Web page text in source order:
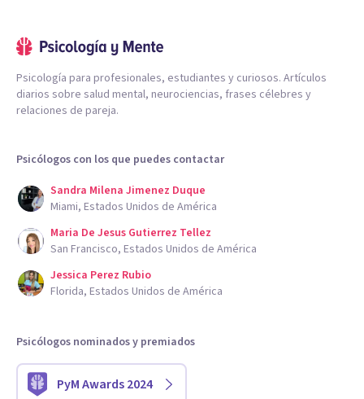
Psicología para profesionales, estudiantes y curiosos. Artículos
diarios sobre salud mental, neurociencias, frases célebres y
relaciones de pareja.
Psicólogos con los que puedes contactar
Sandra Milena Jimenez Duque
Miami, Estados Unidos de América
Maria De Jesus Gutierrez Tellez
San Francisco, Estados Unidos de América
Jessica Perez Rubio
Florida, Estados Unidos de América
Psicólogos nominados y premiados
PyM Awards 2024